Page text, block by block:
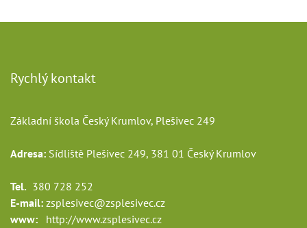
Rychlý kontakt
Základní škola Český Krumlov, Plešivec 249
Adresa: Sídliště Plešivec 249, 381 01 Český Krumlov
Tel. 380 728 252
E-mail: zsplesivec@zsplesivec.cz
www: http://www.zsplesivec.cz